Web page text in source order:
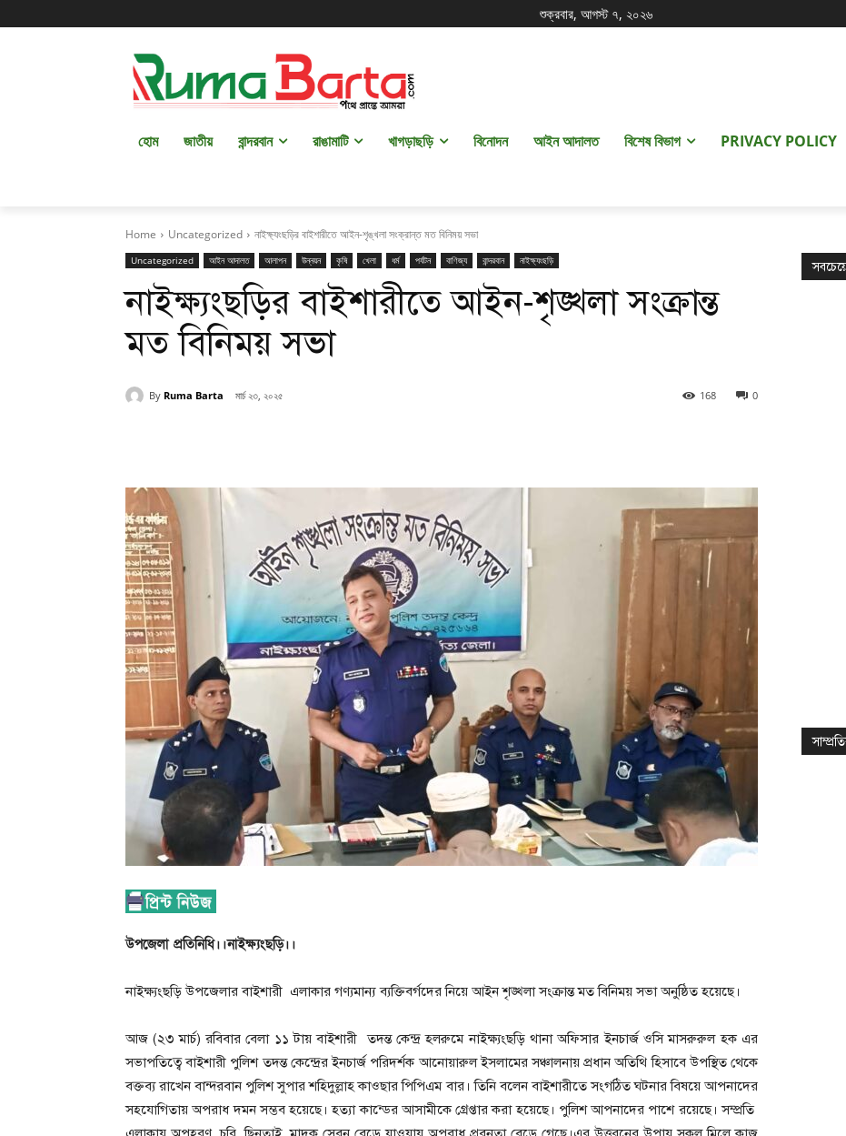
শুক্রবার, আগস্ট ৭, ২০২৬
হোম জাতীয় বান্দরবান রাঙামাটি খাগড়াছড়ি বিনোদন আইন আদালত বিশেষ বিভাগ PRIVACY POLICY
Home Uncategorized নাইক্ষ‍্যংছড়ির বাইশারীতে আইন-শৃঙ্খলা সংক্রান্ত মত বিনিময় সভা
Uncategorized আইন আদালত আলাপন উন্নয়ন কৃষি খেলা ধর্ম পর্যটন বাণিজ্য বান্দরবান নাইক্ষ্যংছড়ি
নাইক্ষ‍্যংছড়ির বাইশারীতে আইন-শৃঙ্খলা সংক্রান্ত
মত বিনিময় সভা
By Ruma Barta মার্চ ২৩, ২০২৫ 0
168
উপজেলা প্রতিনিধি।।নাইক্ষ‍্যংছড়ি।।
নাইক্ষ্যংছড়ি উপজেলার বাইশারী এলাকার গণ্যমান্য ব্যক্তিবর্গদের নিয়ে আইন শৃঙ্খলা সংক্রান্ত মত বিনিময় সভা অনুষ্ঠিত হয়েছে।
আজ (২৩ মার্চ) রবিবার বেলা ১১ টায় বাইশারী তদন্ত কেন্দ্র হলরুমে নাইক্ষ্যংছড়ি থানা অফিসার ইনচার্জ ওসি মাসরুরুল হক এর
সভাপতিত্বে বাইশারী পুলিশ তদন্ত কেন্দ্রের ইনচার্জ পরিদর্শক আনোয়ারুল ইসলামের সঞ্চালনায় প্রধান অতিথি হিসাবে উপস্থিত থেকে
বক্তব্য রাখেন বান্দরবান পুলিশ সুপার শহিদুল্লাহ কাওছার পিপিএম বার। তিনি বলেন বাইশারীতে সংগঠিত ঘটনার বিষয়ে আপনাদের
সহযোগিতায় অপরাধ দমন সম্ভব হয়েছে। হত্যা কান্ডের আসামীকে গ্রেপ্তার করা হয়েছে। পুলিশ আপনাদের পাশে রয়েছে। সম্প্রতি